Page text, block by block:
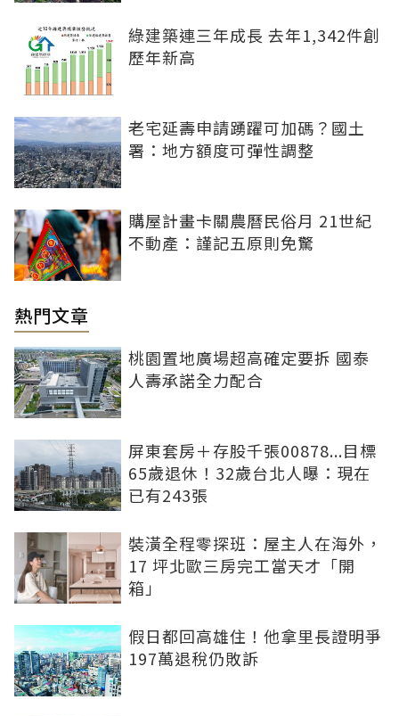
綠建築連三年成長 去年1,342件創
歷年新高
老宅延壽申請踴躍可加碼？國土
署：地方額度可彈性調整
購屋計畫卡關農曆民俗月 21世紀
不動產：謹記五原則免驚
熱門文章
桃園置地廣場超高確定要拆 國泰
人壽承諾全力配合
屏東套房＋存股千張00878...目標
65歲退休！32歲台北人曝：現在
已有243張
裝潢全程零探班：屋主人在海外，
17 坪北歐三房完工當天才「開
箱」
假日都回高雄住！他拿里長證明爭
197萬退稅仍敗訴